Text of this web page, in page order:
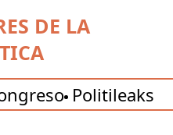
DE LA
Politileaks